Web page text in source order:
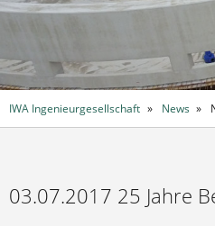
IWA Ingenieurgesellschaft News
03.07.2017 25 Jahre